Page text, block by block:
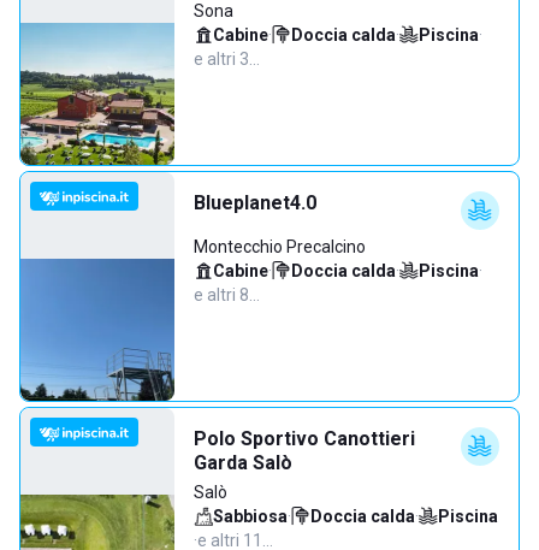
Sona
Cabine· Doccia calda· Piscina·
e altri 3…
Blueplanet4.0
Montecchio Precalcino
Cabine· Doccia calda· Piscina·
e altri 8…
Polo Sportivo Canottieri
Garda Salò
Salò
Sabbiosa· Doccia calda·
Piscina
·e altri 11…